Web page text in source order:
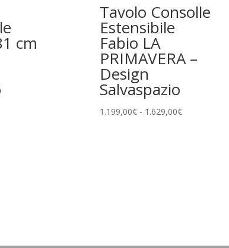
cm
Tavolo Consolle
Estensibile
Fabio LA
PRIMAVERA –
Design
Salvaspazio
1.199,00€ - 1.629,00€Fascia